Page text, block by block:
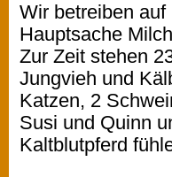
Wir betreiben
Hauptsache
Zur Zeit stehen
Jungvieh und
Katzen, 2
Susi und Quinn
Kaltblutpferd